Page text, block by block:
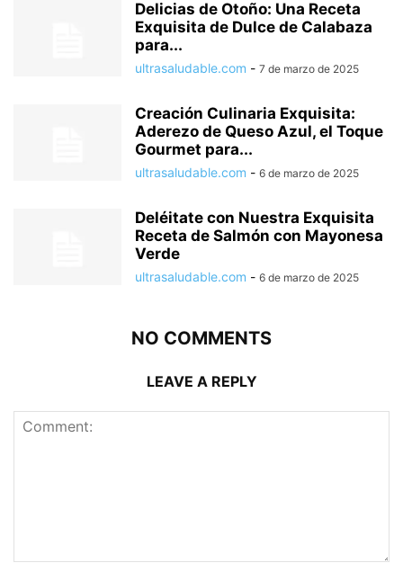
Delicias de Otoño: Una Receta
Exquisita de Dulce de Calabaza
para...
ultrasaludable.com - 7 de marzo de 2025
Creación Culinaria Exquisita:
Aderezo de Queso Azul, el Toque
Gourmet para...
ultrasaludable.com - 6 de marzo de 2025
Deléitate con Nuestra Exquisita
Receta de Salmón con Mayonesa
Verde
ultrasaludable.com - 6 de marzo de 2025
NO COMMENTS
LEAVE A REPLY